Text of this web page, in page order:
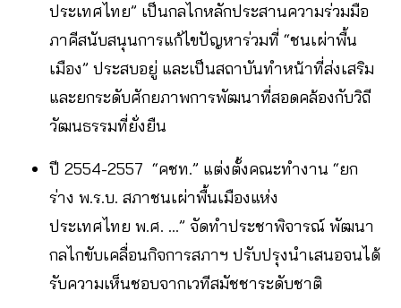
ประเทศไทย” เป็นกลไกหลักประสานความร่วมมือ
ภาคีสนับสนุนการแก้ไขปัญหาร่วมที่ “ชนเผ่าพื้น
เมือง” ประสบอยู่ และเป็นสถาบันทำหน้าที่ส่งเสริม
และยกระดับศักยภาพการพัฒนาที่สอดคล้องกับวิถี
วัฒนธรรมที่ยั่งยืน
ปี 2554-2557 “คชท.” แต่งตั้งคณะทำงาน “ยก
ร่าง พ.ร.บ. สภาชนเผ่าพื้นเมืองแห่ง
ประเทศไทย พ.ศ. …” จัดทำประชาพิจารณ์ พัฒนา
กลไกขับเคลื่อนกิจการสภาฯ ปรับปรุงนำเสนอจนได้
รับความเห็นชอบจากเวทีสมัชชาระดับชาติ